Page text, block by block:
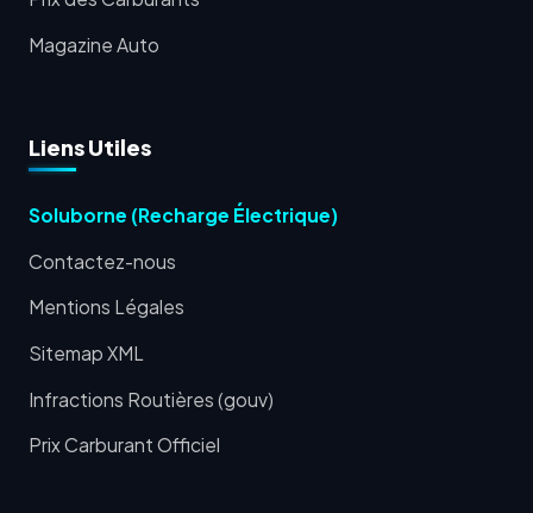
Magazine Auto
Liens Utiles
Soluborne (Recharge Électrique)
Contactez-nous
Mentions Légales
Sitemap XML
Infractions Routières (gouv)
Prix Carburant Officiel